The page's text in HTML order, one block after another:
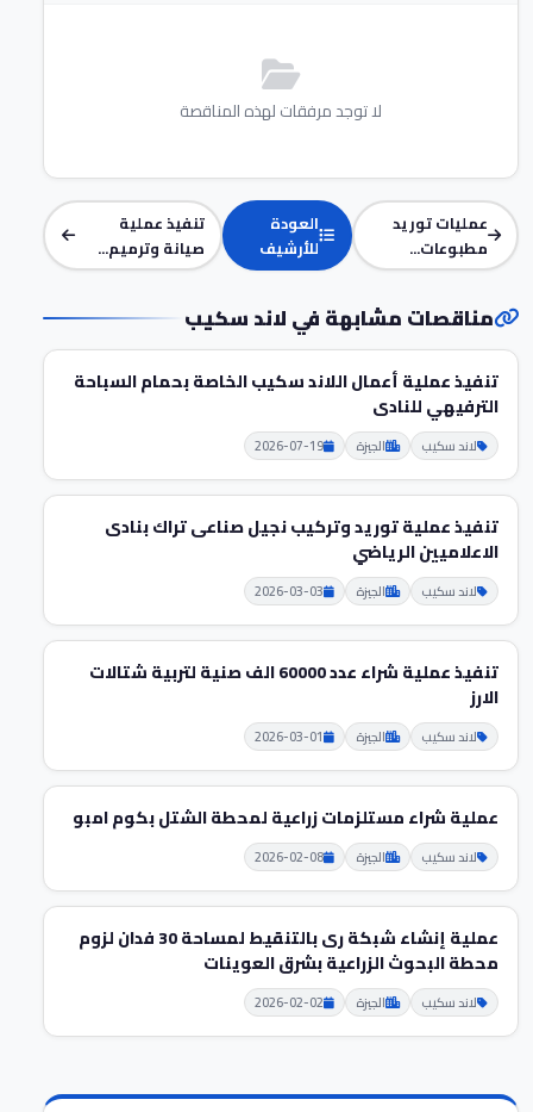
لا توجد مرفقات لهذه المناقصة
عمليات توريد
مطبوعات...
العودة
للأرشيف
تنفيذ عملية
صيانة وترميم...
مناقصات مشابهة في لاند سكيب
تنفيذ عملية أعمال اللاند سكيب الخاصة بحمام السباحة
الترفيهي للنادى
لاند سكيب الجيزة 2026-07-19
تنفيذ عملية توريد وتركيب نجيل صناعى تراك بنادى
الاعلاميين الرياضي
لاند سكيب الجيزة 2026-03-03
تنفيذ عملية شراء عدد 60000 الف صنية لتربية شتالات
الارز
لاند سكيب الجيزة 2026-03-01
عملية شراء مستلزمات زراعية لمحطة الشتل بكوم امبو
لاند سكيب الجيزة 2026-02-08
عملية إنشاء شبكة رى بالتنقيط لمساحة 30 فدان لزوم
محطة البحوث الزراعية بشرق العوينات
لاند سكيب الجيزة 2026-02-02